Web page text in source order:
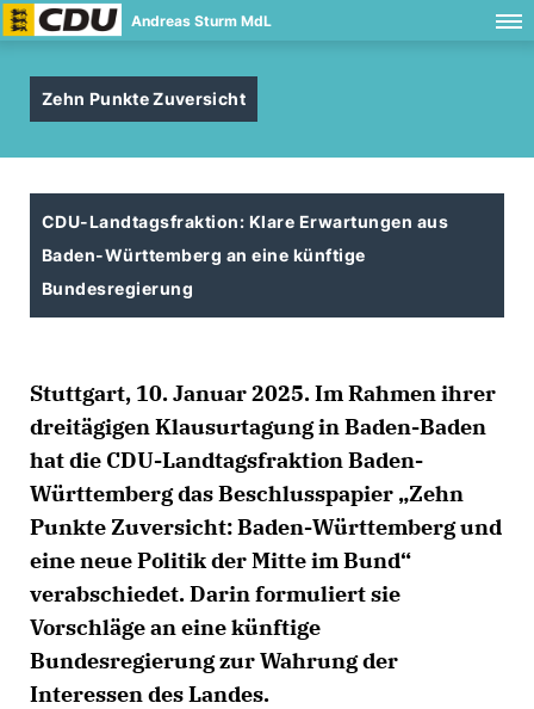
Andreas Sturm MdL
Zehn Punkte Zuversicht
CDU-Landtagsfraktion: Klare Erwartungen aus
Baden-Württemberg an eine künftige
Bundesregierung
Stuttgart, 10. Januar 2025. Im Rahmen ihrer
dreitägigen Klausurtagung in Baden-Baden
hat die CDU-Landtagsfraktion Baden-
Württemberg das Beschlusspapier „Zehn
Punkte Zuversicht: Baden-Württemberg und
eine neue Politik der Mitte im Bund“
verabschiedet. Darin formuliert sie
Vorschläge an eine künftige
Bundesregierung zur Wahrung der
Interessen des Landes.